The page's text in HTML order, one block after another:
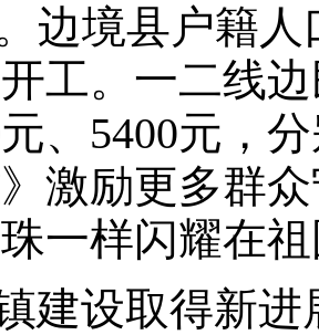
边境县户籍
工。一二线
、5400元，
激励更多群
一样闪耀在
建设取得新进